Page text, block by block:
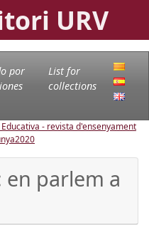
URV
por
List for
collections
- revista d'ensenyament
2020
en parlem a